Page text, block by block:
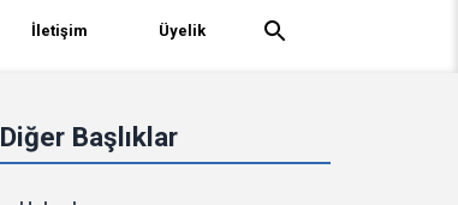
İletişim Üyelik
Diğer Başlıklar